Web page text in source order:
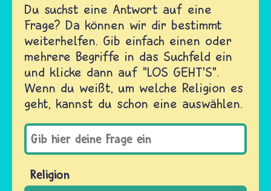
Du suchst eine Antwort auf eine
Frage? Da können wir dir bestimmt
weiterhelfen. Gib einfach einen oder
mehrere Begriffe in das Suchfeld ein
und klicke dann auf "LOS GEHT'S".
Wenn du weißt, um welche Religion es
geht, kannst du schon eine auswählen.
Religion